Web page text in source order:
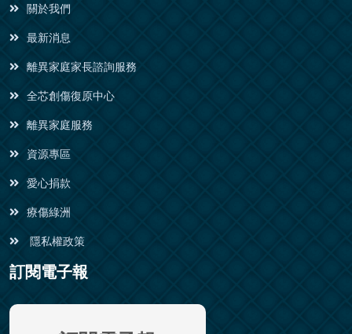
關於我們
最新消息
離異家庭家長諮詢服務
全芯創傷復原中心
離異家庭服務
資源專區
愛心捐款
療傷綠洲
隱私權政策
訂閱電子報